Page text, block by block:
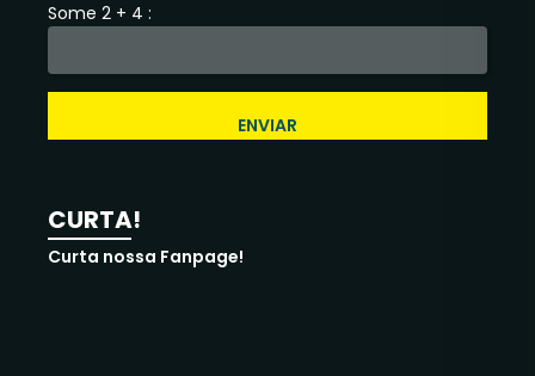
Some 2 + 4 :
ENVIAR
CURTA!
Curta nossa Fanpage!